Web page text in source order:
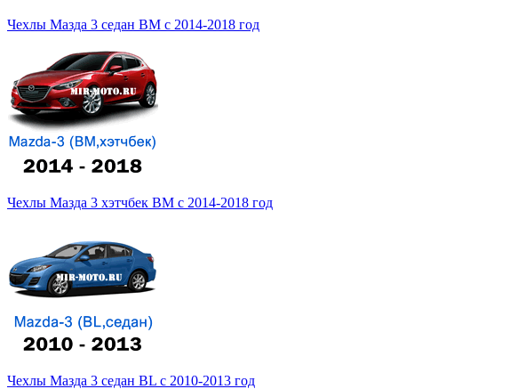
Чехлы Мазда 3 седан BM с 2014-2018 год
Чехлы Мазда 3 хэтчбек BM с 2014-2018 год
Чехлы Мазда 3 седан BL с 2010-2013 год